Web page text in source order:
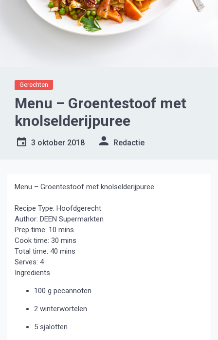
Gerechten
Menu – Groentestoof met
knolselderijpuree
3 oktober 2018 Redactie
Menu – Groentestoof met knolselderijpuree
Recipe Type: Hoofdgerecht
Author: DEEN Supermarkten
Prep time: 10 mins
Cook time: 30 mins
Total time: 40 mins
Serves: 4
Ingredients
100 g pecannoten
2 winterwortelen
5 sjalotten